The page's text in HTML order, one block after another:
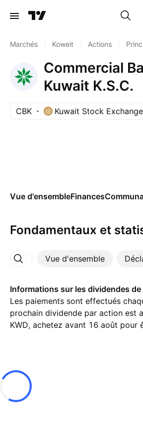
Marchés Koweit Actions
Commercial
Kuwait K.S.C.
CBK Kuwait Stock Exchange
Vue d'ensembleFinances
Fondamentaux et
Vue d'ensemble
Plus
Informations sur les dividendes
Les paiements sont effectués
prochain dividende par action est
KWD, achetez avant 16 août pour